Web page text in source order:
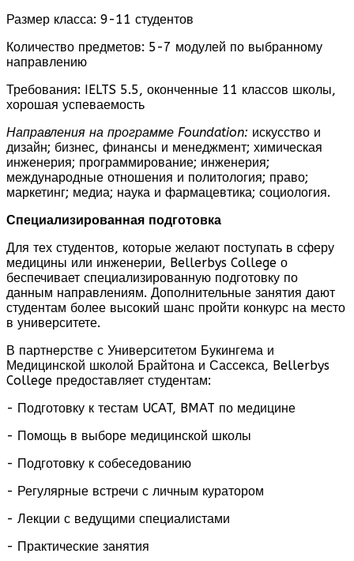
Размер класса: 9-11 студентов
Количество предметов: 5-7 модулей по выбранному
направлению
Требования: IELTS 5.5, оконченные 11 классов школы,
хорошая успеваемость
Направления на программе Foundation: искусство и
дизайн; бизнес, финансы и менеджмент; химическая
инженерия; программирование; инженерия;
международные отношения и политология; право;
маркетинг; медиа; наука и фармацевтика; социология.
Специализированная подготовка
Для тех студентов, которые желают поступать в сферу
медицины или инженерии, Bellerbys College о
беспечивает специализированную подготовку по
данным направлениям. Дополнительные занятия дают
студентам более высокий шанс пройти конкурс на место
в университете.
В партнерстве с Университетом Букингема и
Медицинской школой Брайтона и Сассекса, Bellerbys
College предоставляет студентам:
- Подготовку к тестам UCAT, BMAT по медицине
- Помощь в выборе медицинской школы
- Подготовку к собеседованию
- Регулярные встречи с личным куратором
- Лекции с ведущими специалистами
- Практические занятия